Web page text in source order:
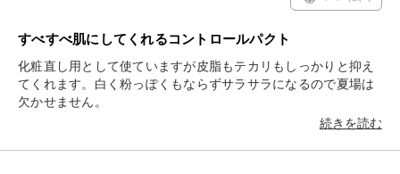
すべすべ肌にしてくれるコントロールパクト
化粧直し用として使ていますが皮脂もテカリもしっかりと抑え
てくれます。白く粉っぽくもならずサラサラになるので夏場は
欠かせません。
続きを読む